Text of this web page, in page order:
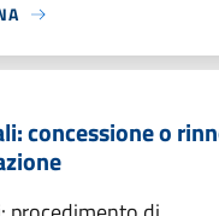
concessione o